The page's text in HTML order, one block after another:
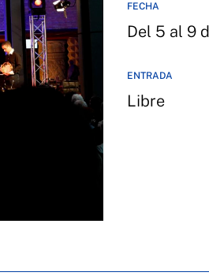
FECHA
Del 5 al 9
ENTRADA
Libre